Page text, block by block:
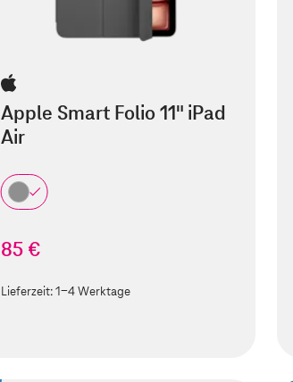
Apple Smart Folio 11" iPad
Air
85 €
Lieferzeit:1-4 Werktage